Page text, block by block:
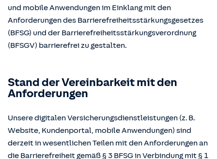
und mobile Anwendungen im Einklang mit den
Anforderungen des Barrierefreiheitsstärkungsgesetzes
(BFSG) und der Barrierefreiheitsstärkungsverordnung
(BFSGV) barrierefrei zu gestalten.
Stand der Vereinbarkeit mit den
Anforderungen
Unsere digitalen Versicherungsdienstleistungen (z. B.
Website, Kundenportal, mobile Anwendungen) sind
derzeit in wesentlichen Teilen mit den Anforderungen an
die Barrierefreiheit gemäß § 3 BFSG in Verbindung mit § 1